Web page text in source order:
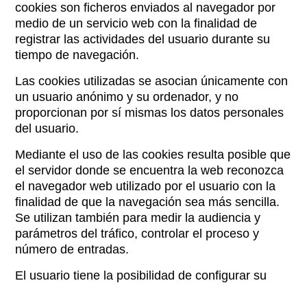
cookies son ficheros enviados al navegador por
medio de un servicio web con la finalidad de
registrar las actividades del usuario durante su
tiempo de navegación.
Las cookies utilizadas se asocian únicamente con
un usuario anónimo y su ordenador, y no
proporcionan por sí mismas los datos personales
del usuario.
Mediante el uso de las cookies resulta posible que
el servidor donde se encuentra la web reconozca
el navegador web utilizado por el usuario con la
finalidad de que la navegación sea más sencilla.
Se utilizan también para medir la audiencia y
parámetros del tráfico, controlar el proceso y
número de entradas.
El usuario tiene la posibilidad de configurar su